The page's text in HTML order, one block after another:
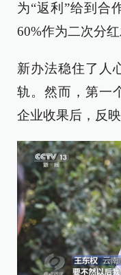
为“返利”给到合
60%作为二次分红
新办法稳住了人
轨。然而，第
企业收果后，反映